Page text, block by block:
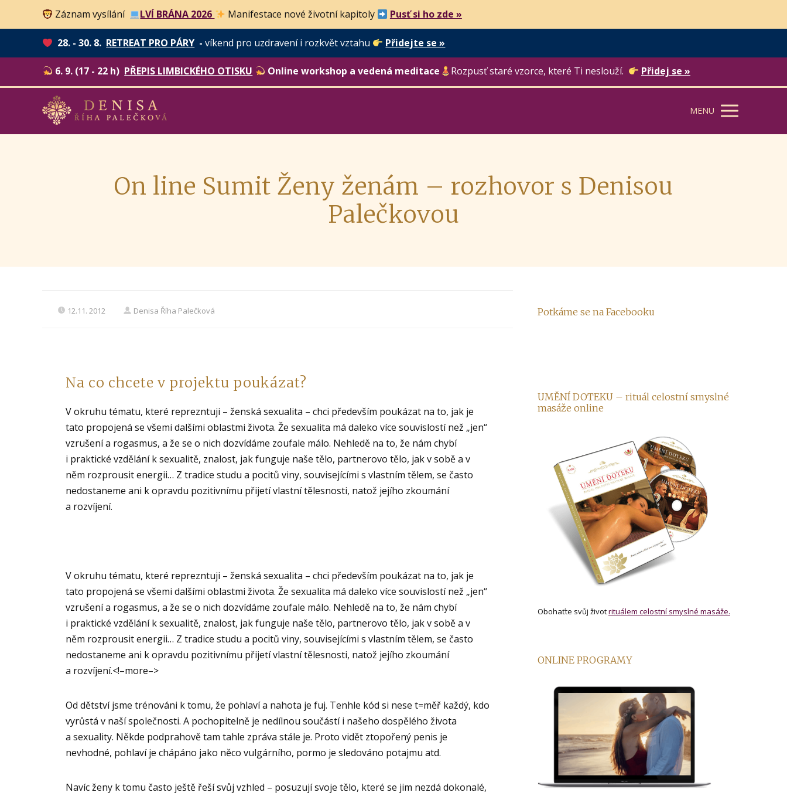
Záznam vysílání LVÍ BRÁNA 2026 Manifestace nové životní kapitoly Pusť si ho zde »
28. - 30. 8. RETREAT PRO PÁRY -víkend pro uzdravení i rozkvět vztahu Přidejte se »
6. 9. (17 - 22 h) PŘEPIS LIMBICKÉHO OTISKU Online workshop a vedená meditace Rozpusť staré vzorce, které Ti neslouží. Přidej se »
MENU
On line Sumit Ženy ženám – rozhovor s Denisou
Palečkovou
12.11. 2012 Denisa Říha Palečková
Na co chcete v projektu poukázat?
V okruhu tématu, které reprezntuji – ženská sexualita – chci především poukázat na to, jak je
tato propojená se všemi dalšími oblastmi života. Že sexualita má daleko více souvislostí než „jen“
vzrušení a rogasmus, a že se o nich dozvídáme zoufale málo. Nehledě na to, že nám chybí
i praktické vzdělání k sexualitě, znalost, jak funguje naše tělo, partnerovo tělo, jak v sobě a v
něm rozprousit energii… Z tradice studu a pocitů viny, souvisejícími s vlastním tělem, se často
nedostaneme ani k opravdu pozitivnímu přijetí vlastní tělesnosti, natož jejího zkoumání
a rozvíjení.
V okruhu tématu, které reprezntuji – ženská sexualita – chci především poukázat na to, jak je
tato propojená se všemi dalšími oblastmi života. Že sexualita má daleko více souvislostí než „jen“
vzrušení a rogasmus, a že se o nich dozvídáme zoufale málo. Nehledě na to, že nám chybí
i praktické vzdělání k sexualitě, znalost, jak funguje naše tělo, partnerovo tělo, jak v sobě a v
něm rozprousit energii… Z tradice studu a pocitů viny, souvisejícími s vlastním tělem, se často
nedostaneme ani k opravdu pozitivnímu přijetí vlastní tělesnosti, natož jejího zkoumání
a rozvíjení.<!–more–>
Od dětství jsme trénováni k tomu, že pohlaví a nahota je fuj. Tenhle kód si nese t=měř každý, kdo
vyrůstá v naší společnosti. A pochopitelně je nedílnou součástí i našeho dospělého života
a sexuality. Někde podprahově tam tahle zpráva stále je. Proto vidět ztopořený penis je
nevhodné, pohlaví je chápáno jako něco vulgárního, pormo je sledováno potajmu atd.
Navíc ženy k tomu často ještě řeší svůj vzhled – posuzují svoje tělo, které se jim nezdá dokonalé,
Potkáme se na Facebooku
UMĚNÍ DOTEKU – rituál celostní smyslné
masáže online
Obohaťte svůj životrituálem celostní smyslné masáže.
ONLINE PROGRAMY